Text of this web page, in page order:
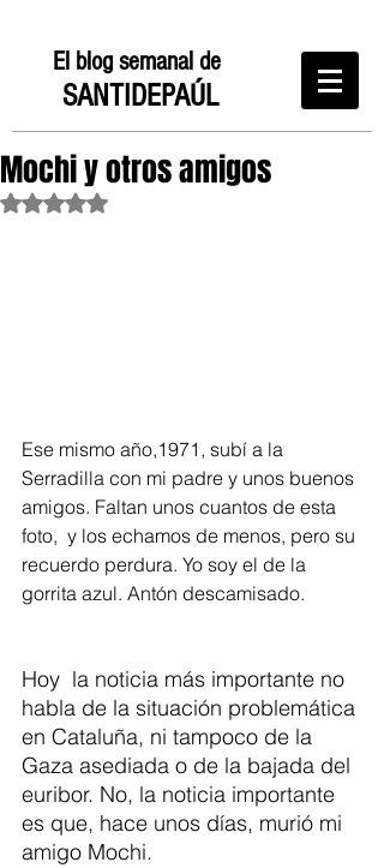
El blog semanal de
SANTIDEPAÚL
Mochi y otros amigos
Obtuvo NaN de 5 estrellas.
Ese mismo año,1971, subí a la
Serradilla con mi padre y unos buenos
amigos. Faltan unos cuantos de esta
foto,  y los echamos de menos, pero su
recuerdo perdura. Yo soy el de la
gorrita azul. Antón descamisado.
Hoy  la noticia más importante no
habla de la situación problemática
en Cataluña, ni tampoco de la
Gaza asediada o de la bajada del
euribor. No, la noticia importante
es que, hace unos días, murió mi
amigo Mochi.